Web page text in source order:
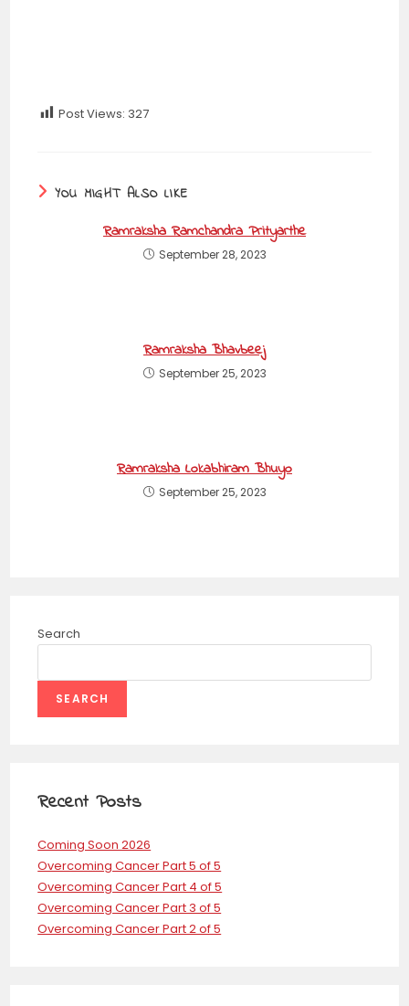
Post Views: 327
YOU MIGHT ALSO LIKE
Ramraksha Ramchandra Prityarthe
September 28, 2023
Ramraksha Bhavbeej
September 25, 2023
Ramraksha Lokabhiram Bhuyo
September 25, 2023
Search
SEARCH
Recent Posts
Coming Soon 2026
Overcoming Cancer Part 5 of 5
Overcoming Cancer Part 4 of 5
Overcoming Cancer Part 3 of 5
Overcoming Cancer Part 2 of 5